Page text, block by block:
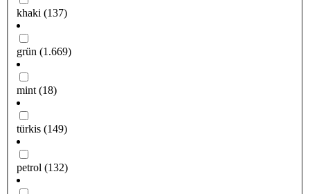
khaki (137)
grün (1.669)
mint (18)
türkis (149)
petrol (132)